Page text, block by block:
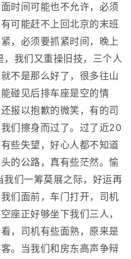
时间可能也不允许，必须
可能赶不上回北京的末班
，必须要抓紧时间，晚上
我们又重操旧技，三个人
不是那么好了，很多往山
碰见后排车座是空的情
报以抱歉的微笑，有的司
们擦身而过了。过了近20
些失望，好心人都不知道
的公路，真有些茫然。愉
们一筹莫展之际，好运再
们面前，车门打开，司机
座正好够坐下我们三人，
，司机有些面熟，原来是
。当我们和房东高声争辩